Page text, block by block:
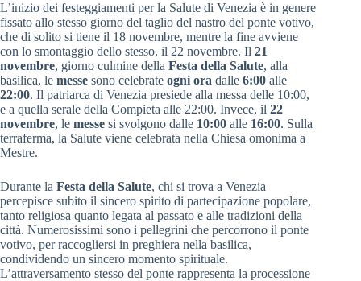
L’inizio dei festeggiamenti per la Salute di Venezia è in genere
fissato allo stesso giorno del taglio del nastro del ponte votivo,
che di solito si tiene il 18 novembre, mentre la fine avviene
con lo smontaggio dello stesso, il 22 novembre. Il 21
novembre, giorno culmine della Festa della Salute, alla
basilica, le messe sono celebrate ogni ora dalle 6:00 alle
22:00. Il patriarca di Venezia presiede alla messa delle 10:00,
e a quella serale della Compieta alle 22:00. Invece, il 22
novembre, le messe si svolgono dalle 10:00 alle 16:00. Sulla
terraferma, la Salute viene celebrata nella Chiesa omonima a
Mestre.
Durante la Festa della Salute, chi si trova a Venezia
percepisce subito il sincero spirito di partecipazione popolare,
tanto religiosa quanto legata al passato e alle tradizioni della
città. Numerosissimi sono i pellegrini che percorrono il ponte
votivo, per raccogliersi in preghiera nella basilica,
condividendo un sincero momento spirituale.
L’attraversamento stesso del ponte rappresenta la processione